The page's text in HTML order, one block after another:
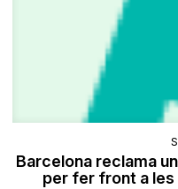
Barcelona reclama
per fer front a